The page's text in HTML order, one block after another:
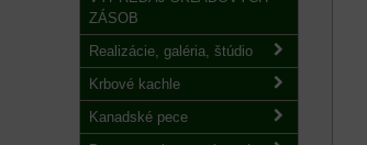
ZÁSOB
Realizácie, galéria, štúdio
Krbové kachle
Kanadské pece